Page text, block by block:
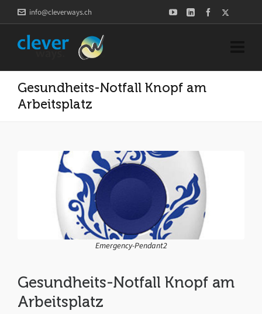
info@cleverways.ch
Gesundheits-Notfall Knopf am
Arbeitsplatz
Emergency-Pendant2
Gesundheits-Notfall Knopf am
Arbeitsplatz